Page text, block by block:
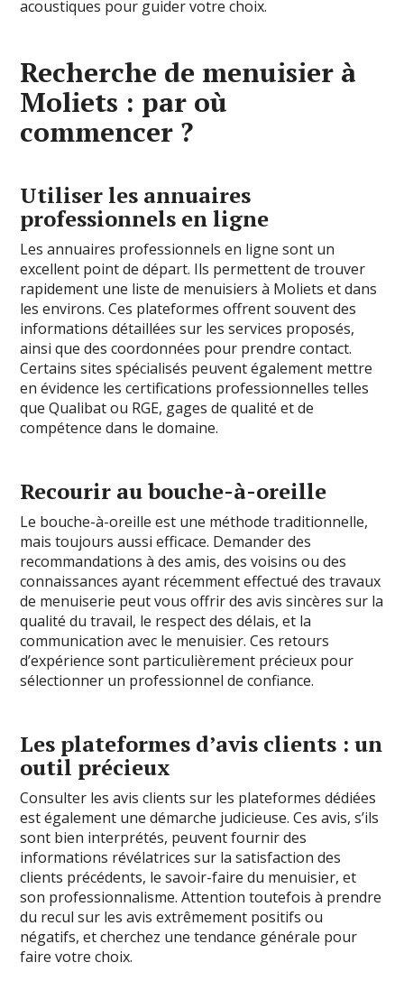
acoustiques pour guider votre choix.
Recherche de menuisier à
Moliets : par où
commencer ?
Utiliser les annuaires
professionnels en ligne
Les annuaires professionnels en ligne sont un
excellent point de départ. Ils permettent de trouver
rapidement une liste de menuisiers à Moliets et dans
les environs. Ces plateformes offrent souvent des
informations détaillées sur les services proposés,
ainsi que des coordonnées pour prendre contact.
Certains sites spécialisés peuvent également mettre
en évidence les certifications professionnelles telles
que Qualibat ou RGE, gages de qualité et de
compétence dans le domaine.
Recourir au bouche-à-oreille
Le bouche-à-oreille est une méthode traditionnelle,
mais toujours aussi efficace. Demander des
recommandations à des amis, des voisins ou des
connaissances ayant récemment effectué des travaux
de menuiserie peut vous offrir des avis sincères sur la
qualité du travail, le respect des délais, et la
communication avec le menuisier. Ces retours
d’expérience sont particulièrement précieux pour
sélectionner un professionnel de confiance.
Les plateformes d’avis clients : un
outil précieux
Consulter les avis clients sur les plateformes dédiées
est également une démarche judicieuse. Ces avis, s’ils
sont bien interprétés, peuvent fournir des
informations révélatrices sur la satisfaction des
clients précédents, le savoir-faire du menuisier, et
son professionnalisme. Attention toutefois à prendre
du recul sur les avis extrêmement positifs ou
négatifs, et cherchez une tendance générale pour
faire votre choix.